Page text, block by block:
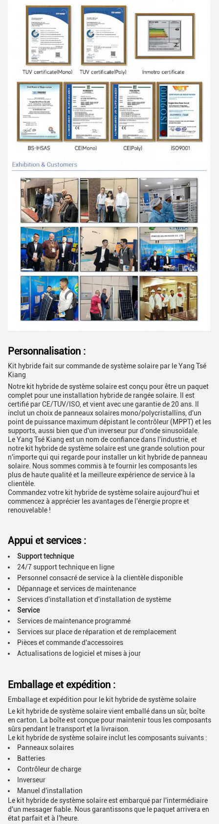
Personnalisation :
Kit hybride fait sur commande de système solaire par le Yang Tsé
Kiang
Notre kit hybride de système solaire est conçu pour être un paquet
complet pour une installation hybride de rangée solaire. Il est
certifié par CE/TUV/ISO, et vient avec une garantie de 20 ans. Il
inclut un choix de panneaux solaires mono/polycristallins, d'un
point de puissance maximum dépistant le contrôleur (MPPT) et les
supports, aussi bien que d'un inverseur pur d'onde sinusoïdale.
Le Yang Tsé Kiang est un nom de confiance dans l'industrie, et
notre kit hybride de système solaire est une grande solution pour
n'importe qui qui regarde pour installer un kit hybride de panneau
solaire. Nous sommes commis à te fournir les composants les
plus de haute qualité et la meilleure expérience de service à la
clientèle.
Commandez votre kit hybride de système solaire aujourd'hui et
commencez à apprécier les avantages de l'énergie propre et
renouvelable !
Appui et services :
Support technique
24/7 support technique en ligne
Personnel consacré de service à la clientèle disponible
Dépannage et services de maintenance
Services d'installation et d'installation de système
Service
Services de maintenance programmé
Services sur place de réparation et de remplacement
Pièces et commande d'accessoires
Actualisations de logiciel et mises à jour
Emballage et expédition :
Emballage et expédition pour le kit hybride de système solaire
Le kit hybride de système solaire vient emballé dans un sûr, boîte
en carton. La boîte est conçue pour maintenir tous les composants
sûrs pendant le transport et la livraison.
Le kit hybride de système solaire inclut les composants suivants :
Panneaux solaires
Batteries
Contrôleur de charge
Inverseur
Manuel d'installation
Le kit hybride de système solaire est embarqué par l'intermédiaire
d'un messager fiable. Nous garantissons que le paquet arrivera en
état parfait et à l'heure.